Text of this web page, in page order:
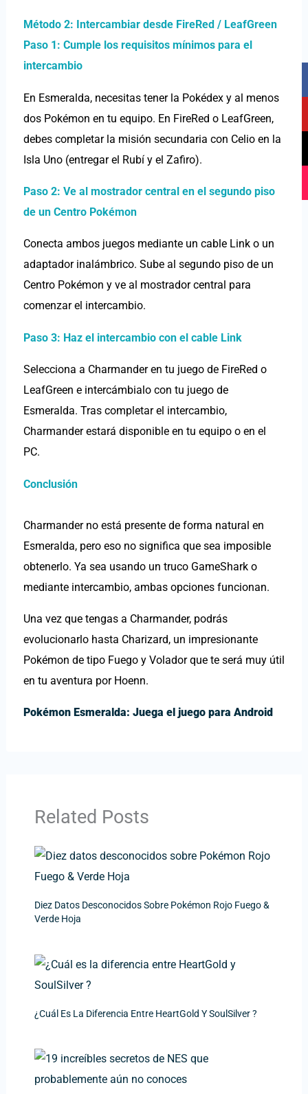
Método 2: Intercambiar desde FireRed / LeafGreen
Paso 1: Cumple los requisitos mínimos para el
intercambio
En Esmeralda, necesitas tener la Pokédex y al menos
dos Pokémon en tu equipo. En FireRed o LeafGreen,
debes completar la misión secundaria con Celio en la
Isla Uno (entregar el Rubí y el Zafiro).
Paso 2: Ve al mostrador central en el segundo piso
de un Centro Pokémon
Conecta ambos juegos mediante un cable Link o un
adaptador inalámbrico. Sube al segundo piso de un
Centro Pokémon y ve al mostrador central para
comenzar el intercambio.
Paso 3: Haz el intercambio con el cable Link
Selecciona a Charmander en tu juego de FireRed o
LeafGreen e intercámbialo con tu juego de
Esmeralda. Tras completar el intercambio,
Charmander estará disponible en tu equipo o en el
PC.
Conclusión
Charmander no está presente de forma natural en
Esmeralda, pero eso no significa que sea imposible
obtenerlo. Ya sea usando un truco GameShark o
mediante intercambio, ambas opciones funcionan.
Una vez que tengas a Charmander, podrás
evolucionarlo hasta Charizard, un impresionante
Pokémon de tipo Fuego y Volador que te será muy útil
en tu aventura por Hoenn.
Pokémon Esmeralda: Juega el juego para Android
Related Posts
Diez Datos Desconocidos Sobre Pokémon Rojo Fuego &
Verde Hoja
¿Cuál Es La Diferencia Entre HeartGold Y SoulSilver ?